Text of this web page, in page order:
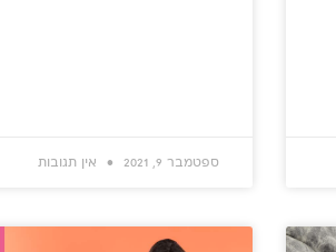
ספטמבר 9, 2021 אין תגובות